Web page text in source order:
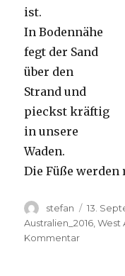
ist.
In Bodennähe
fegt der Sand
über den
Strand und
pieckst kräftig
in unsere
Waden.
Die Füße
Autor
stefan
am
13.
Australien_2016 ,West
Kommentarzu